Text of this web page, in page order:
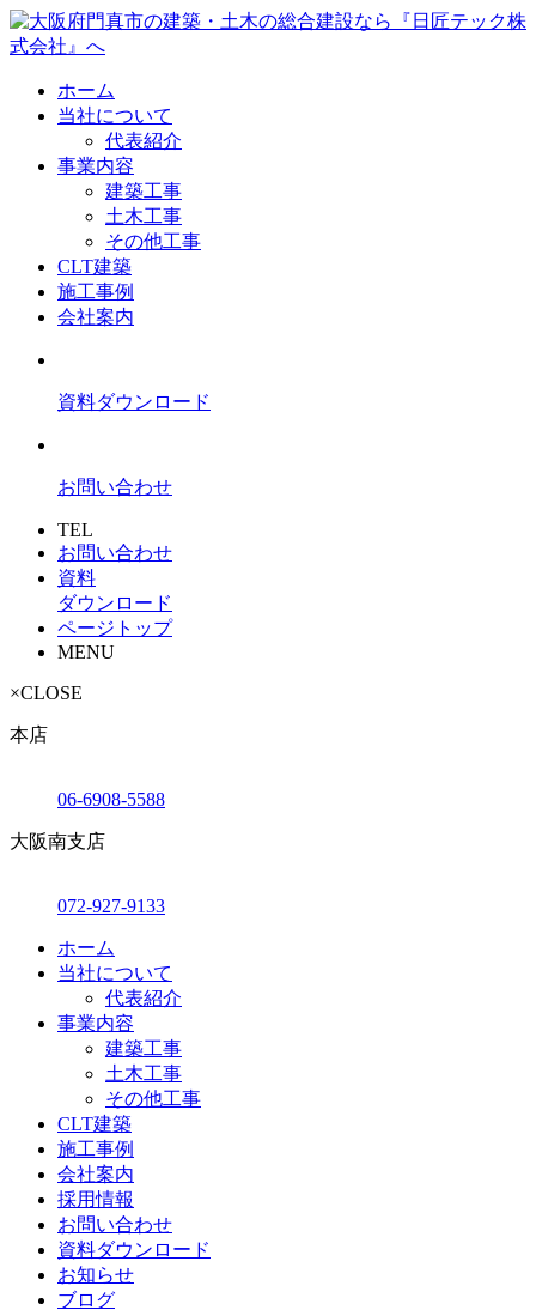
ホーム
当社について
代表紹介
事業内容
建築工事
土木工事
その他工事
CLT建築
施工事例
会社案内
資料ダウンロード
お問い合わせ
TEL
お問い合わせ
資料
ダウンロード
ページトップ
MENU
×CLOSE
本店
06-6908-5588
大阪南支店
072-927-9133
ホーム
当社について
代表紹介
事業内容
建築工事
土木工事
その他工事
CLT建築
施工事例
会社案内
採用情報
お問い合わせ
資料ダウンロード
お知らせ
ブログ